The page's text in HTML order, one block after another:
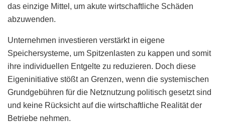
das einzige Mittel, um akute wirtschaftliche Schäden
abzuwenden.
Unternehmen investieren verstärkt in eigene
Speichersysteme, um Spitzenlasten zu kappen und somit
ihre individuellen Entgelte zu reduzieren. Doch diese
Eigeninitiative stößt an Grenzen, wenn die systemischen
Grundgebühren für die Netznutzung politisch gesetzt sind
und keine Rücksicht auf die wirtschaftliche Realität der
Betriebe nehmen.